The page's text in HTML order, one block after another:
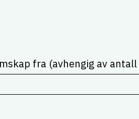
fra (avhengig av